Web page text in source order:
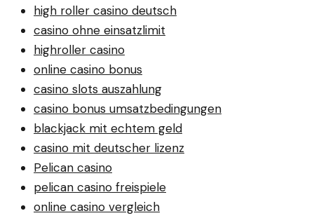
high roller casino deutsch
casino ohne einsatzlimit
highroller casino
online casino bonus
casino slots auszahlung
casino bonus umsatzbedingungen
blackjack mit echtem geld
casino mit deutscher lizenz
Pelican casino
pelican casino freispiele
online casino vergleich